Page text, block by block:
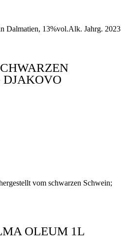
Dalmatien, 13%vol.Alk. Jahrg. 2023
DJAKOVO
vom schwarzen Schwein;
OLEUM 1L